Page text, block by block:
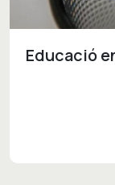
Educació